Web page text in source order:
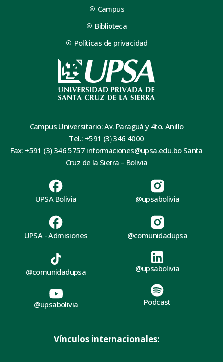
Campus
Biblioteca
Políticas de privacidad
Campus Universitario: Av. Paraguá y 4to. Anillo
Tel.: +591 (3) 346 4000
Fax: +591 (3) 346 5757 informaciones@upsa.edu.bo Santa
Cruz de la Sierra – Bolivia
UPSA Bolivia
UPSA - Admisiones
@upsabolivia
@comunidadupsa
@comunidadupsa
@upsabolivia
@upsabolivia
Podcast
Vínculos internacionales: